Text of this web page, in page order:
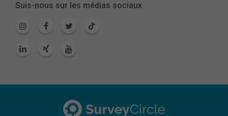
Suis-nous sur les médias sociaux